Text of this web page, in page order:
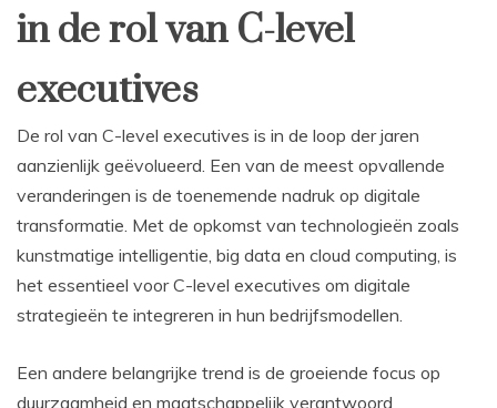
in de rol van C-level
executives
De rol van C-level executives is in de loop der jaren
aanzienlijk geëvolueerd. Een van de meest opvallende
veranderingen is de toenemende nadruk op digitale
transformatie. Met de opkomst van technologieën zoals
kunstmatige intelligentie, big data en cloud computing, is
het essentieel voor C-level executives om digitale
strategieën te integreren in hun bedrijfsmodellen.
Een andere belangrijke trend is de groeiende focus op
duurzaamheid en maatschappelijk verantwoord